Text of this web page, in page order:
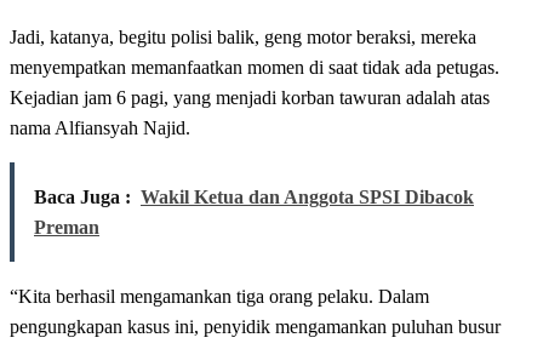
Jadi, katanya, begitu polisi balik, geng motor beraksi, mereka
menyempatkan memanfaatkan momen di saat tidak ada petugas.
Kejadian jam 6 pagi, yang menjadi korban tawuran adalah atas
nama Alfiansyah Najid.
Baca Juga : Wakil Ketua dan Anggota SPSI Dibacok
Preman
“Kita berhasil mengamankan tiga orang pelaku. Dalam
pengungkapan kasus ini, penyidik mengamankan puluhan busur